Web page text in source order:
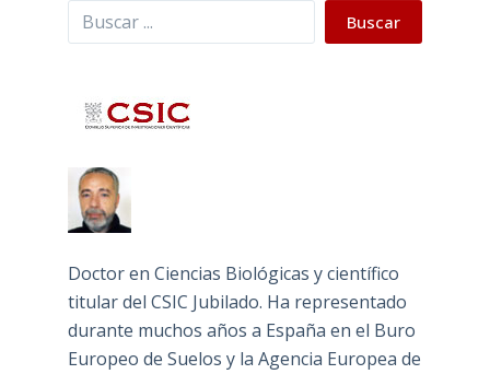
Buscar Buscar
Doctor en Ciencias Biológicas y científico
titular del CSIC Jubilado. Ha representado
durante muchos años a España en el Buro
Europeo de Suelos y la Agencia Europea de